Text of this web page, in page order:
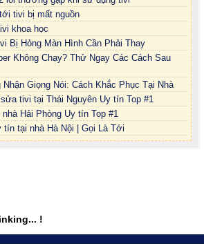
tivi bị mất nguồn
khoa học
Bị Hỏng Màn Hình Cần Phải Thay
Không Chạy? Thử Ngay Các Cách Sau
Nhận Giọng Nói: Cách Khắc Phục Tại Nhà
tivi tại Thái Nguyên Uy tín Top #1
Hải Phòng Uy tín Top #1
tại nhà Hà Nội | Gọi Là Tới
!